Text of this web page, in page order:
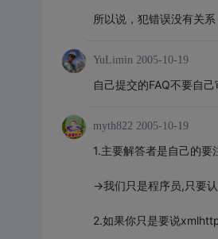
所以说，犯错误没有关
YuLimin 2005-10-19
自己提交的FAQ不要自己
myth822 2005-10-19
1.主要解答者是自己的
->我们只是程序员,只要
2.如果你只是要说